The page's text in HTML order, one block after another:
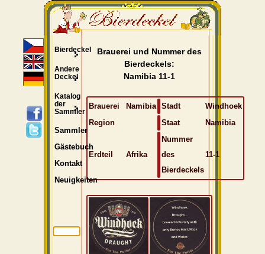
Brauerei und Nummer des
Bierdeckels:
Namibia 11-1
Brauerei Namibia Stadt
Windhoek
Region
Staat Namibia
Erdteil Afrika
Nummer
des
Bierdeckels
11-1
Bierdeckel
Andere
Deckel
Katalog
der
Sammler
Sammler
Gästebuch
Kontakt
Neuigkeiten